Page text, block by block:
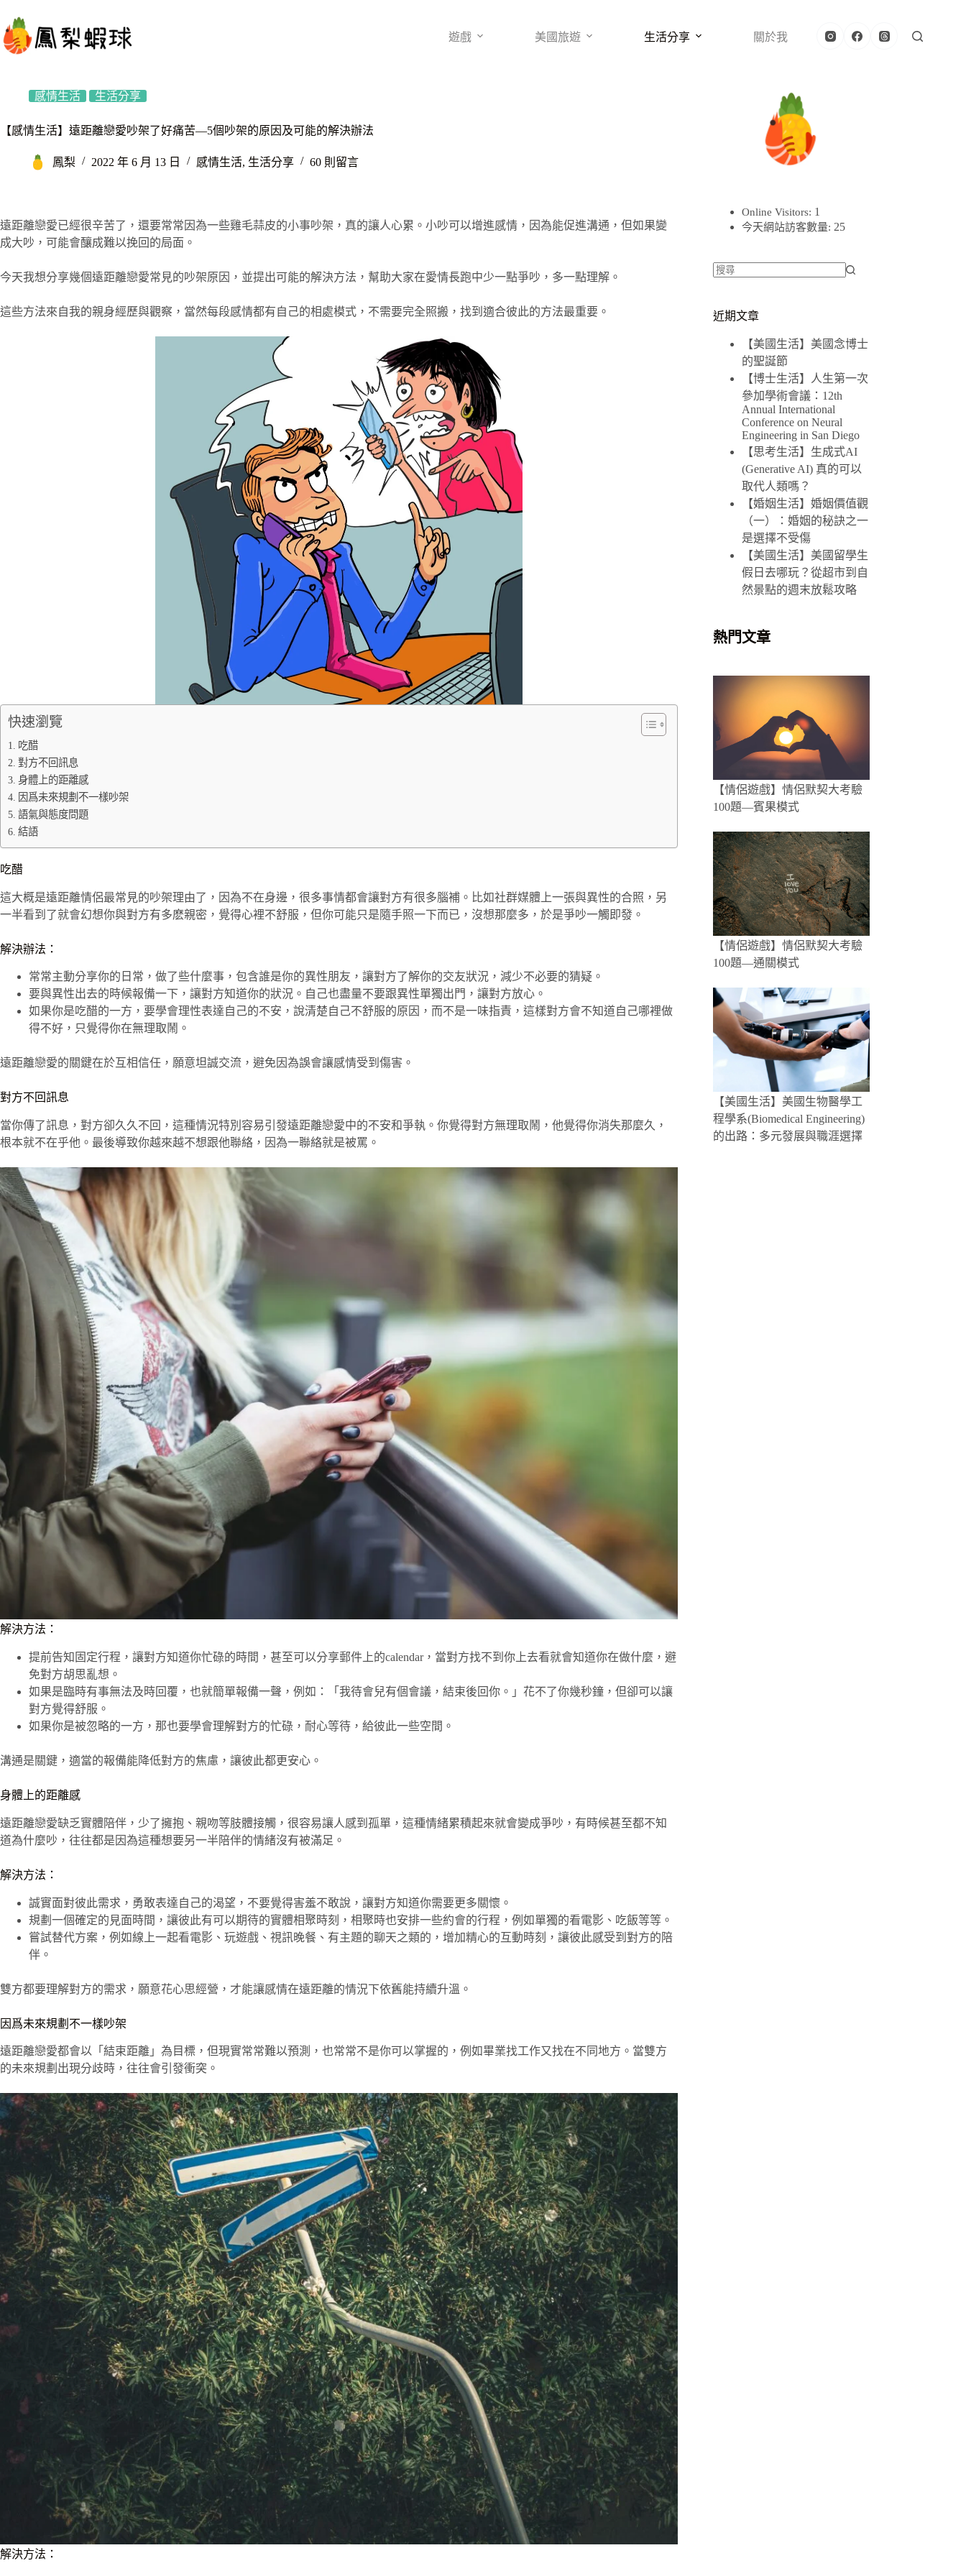
至
主
遊戲 美國旅遊 生活分享 關於我
感情生活 生活分享
【感情生活】遠距離戀愛吵架了好痛苦—5個吵架的原因及可能的解決辦法
鳳梨 2022 年 6 月 13 日 感情生活, 生活分享 60 則留言
遠距離戀愛已經很辛苦了，還要常常因為一些雞毛蒜皮的小事吵架，真的讓人心累。小吵可以增進感情，因為能促進溝通，但如果變
成大吵，可能會釀成難以挽回的局面。
今天我想分享幾個遠距離戀愛常見的吵架原因，並提出可能的解決方法，幫助大家在愛情長跑中少一點爭吵，多一點理解。
這些方法來自我的親身經歷與觀察，當然每段感情都有自己的相處模式，不需要完全照搬，找到適合彼此的方法最重要。
快速瀏覽
吃醋
對方不回訊息
身體上的距離感
因爲未來規劃不一樣吵架
語氣與態度問題
結語
吃醋
這大概是遠距離情侶最常見的吵架理由了，因為不在身邊，很多事情都會讓對方有很多腦補。比如社群媒體上一張與異性的合照，另
一半看到了就會幻想你與對方有多麽親密，覺得心裡不舒服，但你可能只是隨手照一下而已，沒想那麼多，於是爭吵一觸即發。
解決辦法：
常常主動分享你的日常，做了些什麼事，包含誰是你的異性朋友，讓對方了解你的交友狀況，減少不必要的猜疑。
要與異性出去的時候報備一下，讓對方知道你的狀況。自己也盡量不要跟異性單獨出門，讓對方放心。
如果你是吃醋的一方，要學會理性表達自己的不安，說清楚自己不舒服的原因，而不是一味指責，這樣對方會不知道自己哪裡做
得不好，只覺得你在無理取鬧。
遠距離戀愛的關鍵在於互相信任，願意坦誠交流，避免因為誤會讓感情受到傷害。
對方不回訊息
當你傳了訊息，對方卻久久不回，這種情況特別容易引發遠距離戀愛中的不安和爭執。你覺得對方無理取鬧，他覺得你消失那麼久，
根本就不在乎他。最後導致你越來越不想跟他聯絡，因為一聯絡就是被罵。
解決方法：
提前告知固定行程，讓對方知道你忙碌的時間，甚至可以分享郵件上的calendar，當對方找不到你上去看就會知道你在做什麼，避
免對方胡思亂想。
如果是臨時有事無法及時回覆，也就簡單報備一聲，例如：「我待會兒有個會議，結束後回你。」花不了你幾秒鐘，但卻可以讓
對方覺得舒服。
如果你是被忽略的一方，那也要學會理解對方的忙碌，耐心等待，給彼此一些空間。
溝通是關鍵，適當的報備能降低對方的焦慮，讓彼此都更安心。
身體上的距離感
遠距離戀愛缺乏實體陪伴，少了擁抱、親吻等肢體接觸，很容易讓人感到孤單，這種情緒累積起來就會變成爭吵，有時候甚至都不知
道為什麼吵，往往都是因為這種想要另一半陪伴的情緒沒有被滿足。
解決方法：
誠實面對彼此需求，勇敢表達自己的渴望，不要覺得害羞不敢說，讓對方知道你需要更多關懷。
規劃一個確定的見面時間，讓彼此有可以期待的實體相聚時刻，相聚時也安排一些約會的行程，例如單獨的看電影、吃飯等等。
嘗試替代方案，例如線上一起看電影、玩遊戲、視訊晚餐、有主題的聊天之類的，增加精心的互動時刻，讓彼此感受到對方的陪
伴。
雙方都要理解對方的需求，願意花心思經營，才能讓感情在遠距離的情況下依舊能持續升溫。
因爲未來規劃不一樣吵架
遠距離戀愛都會以「結束距離」為目標，但現實常常難以預測，也常常不是你可以掌握的，例如畢業找工作又找在不同地方。當雙方
的未來規劃出現分歧時，往往會引發衝突。
解決方法：
Online Visitors: 1
今天網站訪客數量: 25
到
近期文章
【美國生活】美國念博士
的聖誕節
【博士生活】人生第一次
參加學術會議：12th
Annual International
Conference on Neural
Engineering in San Diego
【思考生活】生成式AI
(Generative AI) 真的可以
取代人類嗎？
【婚姻生活】婚姻價值觀
（一）：婚姻的秘訣之一
是選擇不受傷
【美國生活】美國留學生
假日去哪玩？從超市到自
然景點的週末放鬆攻略
熱門文章
【情侶遊戲】情侶默契大考驗
100題—賓果模式
【情侶遊戲】情侶默契大考驗
100題—通關模式
【美國生活】美國生物醫學工
程學系(Biomedical Engineering)
的出路：多元發展與職涯選擇